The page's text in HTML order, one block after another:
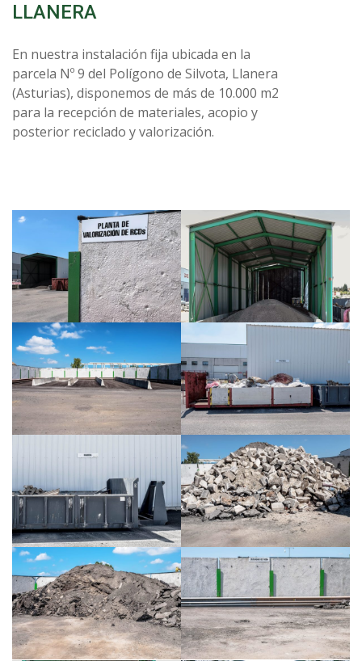
LLANERA
En nuestra instalación fija ubicada en la
parcela Nº 9 del Polígono de Silvota, Llanera
(Asturias), disponemos de más de 10.000 m2
para la recepción de materiales, acopio y
posterior reciclado y valorización.